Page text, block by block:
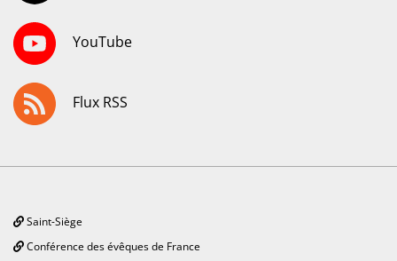
YouTube
Flux RSS
Saint-Siège
Conférence des évêques de France